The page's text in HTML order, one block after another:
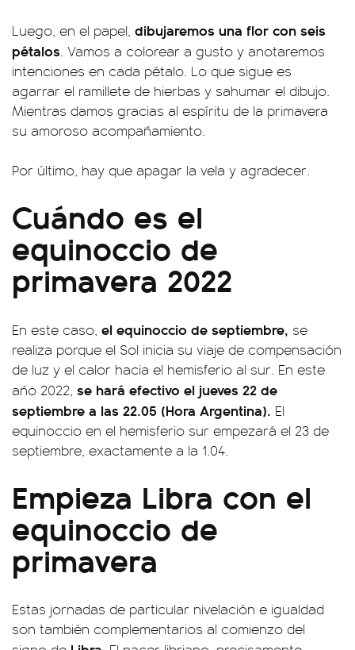
Luego, en el papel, dibujaremos una flor con seis
pétalos. Vamos a colorear a gusto y anotaremos
intenciones en cada pétalo. Lo que sigue es
agarrar el ramillete de hierbas y sahumar el dibujo.
Mientras damos gracias al espíritu de la primavera
su amoroso acompañamiento.
Por último, hay que apagar la vela y agradecer.
Cuándo es el
equinoccio de
primavera 2022
En este caso, el equinoccio de septiembre, se
realiza porque el Sol inicia su viaje de compensación
de luz y el calor hacia el hemisferio al sur. En este
año 2022, se hará efectivo el jueves 22 de
septiembre a las 22.05 (Hora Argentina). El
equinoccio en el hemisferio sur empezará el 23 de
septiembre, exactamente a la 1.04.
Empieza Libra con el
equinoccio de
primavera
Estas jornadas de particular nivelación e igualdad
son también complementarios al comienzo del